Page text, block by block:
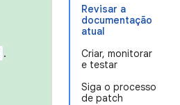
Revisar a
documentação
atual
Criar, monitorar
e testar
Siga o processo
de patch
.